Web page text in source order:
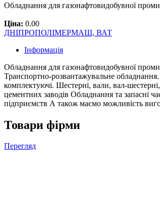
Обладнання для газонафтовидобувної
Ціна: 0.00
ДНІПРОПОЛІМЕРМАШ, ВАТ
Інформація
Обладнання для газонафтовидобувної
Транспортно-розвантажувальне
комплектуючі. Шестерні, вали, вал-
цементних заводів Обладнання та запасні
підприємств А також маємо можливість
Товари фірми
Перегляд